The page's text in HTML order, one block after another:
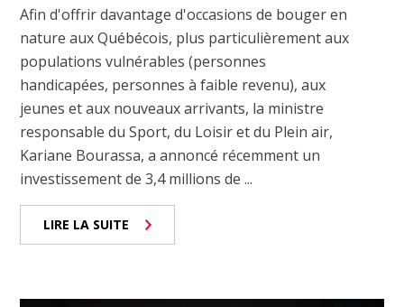
Afin d'offrir davantage d'occasions de bouger en
nature aux Québécois, plus particulièrement aux
populations vulnérables (personnes
handicapées, personnes à faible revenu), aux
jeunes et aux nouveaux arrivants, la ministre
responsable du Sport, du Loisir et du Plein air,
Kariane Bourassa, a annoncé récemment un
investissement de 3,4 millions de ...
LIRE LA SUITE